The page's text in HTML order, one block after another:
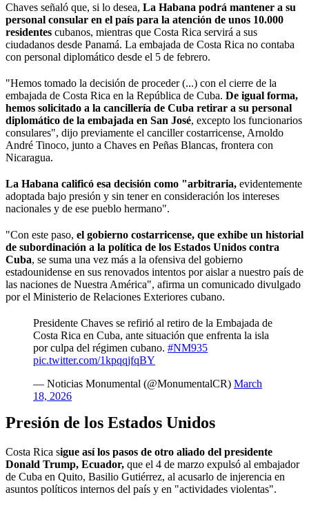
Chaves señaló que, si lo desea, La Habana podrá mantener a su
personal consular en el país para la atención de unos 10.000
residentes cubanos, mientras que Costa Rica servirá a sus
ciudadanos desde Panamá. La embajada de Costa Rica no contaba
con personal diplomático desde el 5 de febrero.
"Hemos tomado la decisión de proceder (...) con el cierre de la
embajada de Costa Rica en la República de Cuba. De igual forma,
hemos solicitado a la cancillería de Cuba retirar a su personal
diplomático de la embajada en San José, excepto los funcionarios
consulares", dijo previamente el canciller costarricense, Arnoldo
André Tinoco, junto a Chaves en Peñas Blancas, frontera con
Nicaragua.
La Habana calificó esa decisión como "arbitraria, evidentemente
adoptada bajo presión y sin tener en consideración los intereses
nacionales y de ese pueblo hermano".
"Con este paso, el gobierno costarricense, que exhibe un historial
de subordinación a la política de los Estados Unidos contra
Cuba, se suma una vez más a la ofensiva del gobierno
estadounidense en sus renovados intentos por aislar a nuestro país de
las naciones de Nuestra América", afirma un comunicado divulgado
por el Ministerio de Relaciones Exteriores cubano.
Presidente Chaves se refirió al retiro de la Embajada de
Costa Rica en Cuba, ante situación que enfrenta la isla
por culpa del régimen cubano. #NM935
pic.twitter.com/1kpqqjfqBY
— Noticias Monumental (@MonumentalCR) March
18, 2026
Presión de los Estados Unidos
Costa Rica sigue así los pasos de otro aliado del presidente
Donald Trump, Ecuador, que el 4 de marzo expulsó al embajador
de Cuba en Quito, Basilio Gutiérrez, al acusarlo de injerencia en
asuntos políticos internos del país y en "actividades violentas".